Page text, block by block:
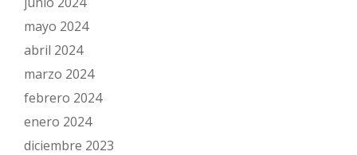
mayo 2024
abril 2024
marzo 2024
febrero 2024
enero 2024
diciembre 2023